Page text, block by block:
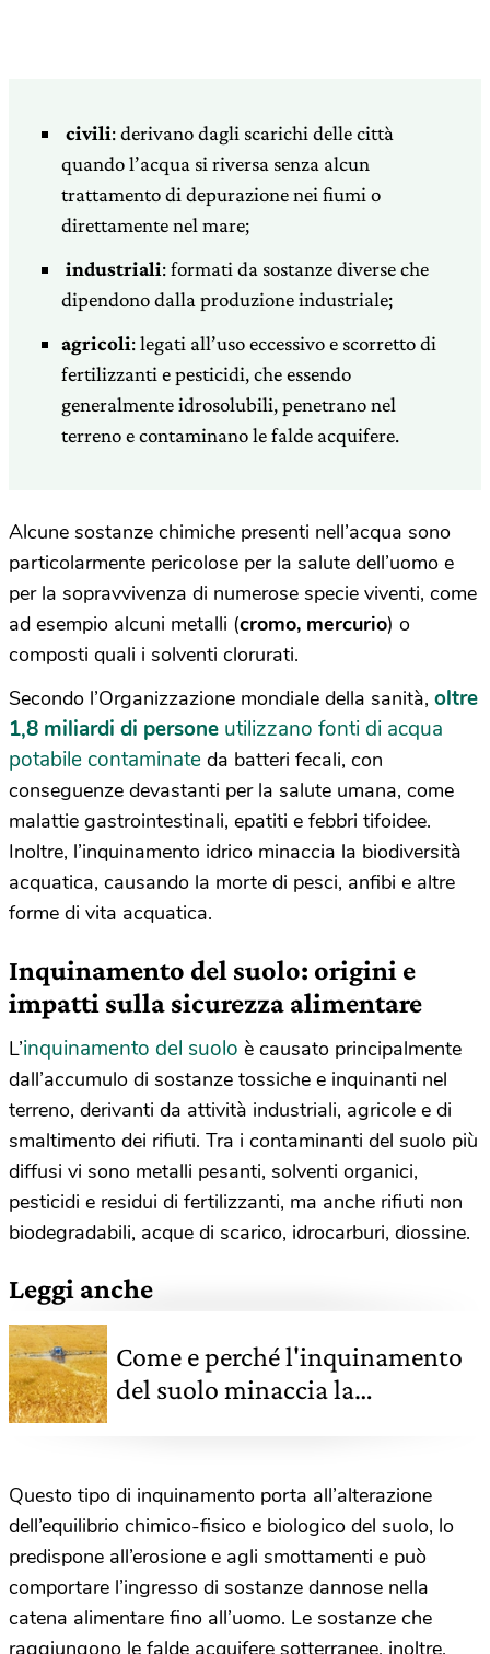
civili: derivano dagli scarichi delle città
quando l’acqua si riversa senza alcun
trattamento di depurazione nei fiumi o
direttamente nel mare;
industriali: formati da sostanze diverse che
dipendono dalla produzione industriale;
agricoli: legati all’uso eccessivo e scorretto di
fertilizzanti e pesticidi, che essendo
generalmente idrosolubili, penetrano nel
terreno e contaminano le falde acquifere.
Alcune sostanze chimiche presenti nell’acqua sono
particolarmente pericolose per la salute dell’uomo e
per la sopravvivenza di numerose specie viventi, come
ad esempio alcuni metalli (cromo, mercurio) o
composti quali i solventi clorurati.
Secondo l’Organizzazione mondiale della sanità, oltre
1,8 miliardi di persone utilizzano fonti di acqua
potabile contaminate da batteri fecali, con
conseguenze devastanti per la salute umana, come
malattie gastrointestinali, epatiti e febbri tifoidee.
Inoltre, l’inquinamento idrico minaccia la biodiversità
acquatica, causando la morte di pesci, anfibi e altre
forme di vita acquatica.
Inquinamento del suolo: origini e
impatti sulla sicurezza alimentare
L’inquinamento del suolo è causato principalmente
dall’accumulo di sostanze tossiche e inquinanti nel
terreno, derivanti da attività industriali, agricole e di
smaltimento dei rifiuti. Tra i contaminanti del suolo più
diffusi vi sono metalli pesanti, solventi organici,
pesticidi e residui di fertilizzanti, ma anche rifiuti non
biodegradabili, acque di scarico, idrocarburi, diossine.
Leggi anche
Come e perché l'inquinamento
del suolo minaccia la
Questo tipo di inquinamento porta all’alterazione
dell’equilibrio chimico-fisico e biologico del suolo, lo
predispone all’erosione e agli smottamenti e può
comportare l’ingresso di sostanze dannose nella
catena alimentare fino all’uomo. Le sostanze che
raggiungono le falde acquifere sotterranee, inoltre,